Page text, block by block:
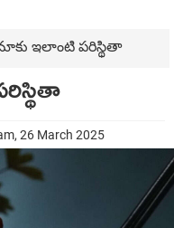
ఇలాంటి పరిస్థితా
26 March 2025